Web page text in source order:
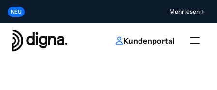
NEU Mehr lesen
Release 2026.06 - Data Observability direkt in Ihren Code bringen
NEUTragen Sie zur Zukunft der KI- und Dateninnovation bei
Kundenportal